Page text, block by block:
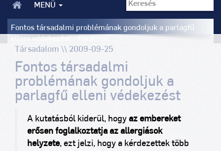
MENÜ
Fontos társadalmi problémának gondoljuk a parlagfű
elleni védekezést - Forsense
Társadalom \\ 2009-09-25
Fontos társadalmi
problémának gondoljuk a
parlagfű elleni védekezést
A kutatásból kiderül, hogy az embereket
erősen foglalkoztatja az allergiások
helyzete, ezt jelzi, hogy a kérdezettek több